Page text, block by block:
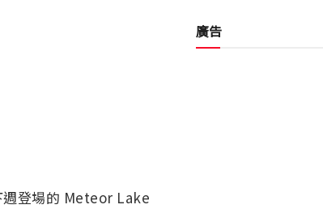
週登場的 Meteor Lake
廣告